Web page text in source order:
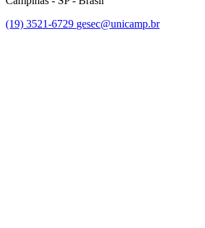
(19) 3521-6729 gesec@unicamp.br